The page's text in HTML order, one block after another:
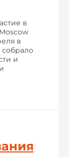
в
в
и